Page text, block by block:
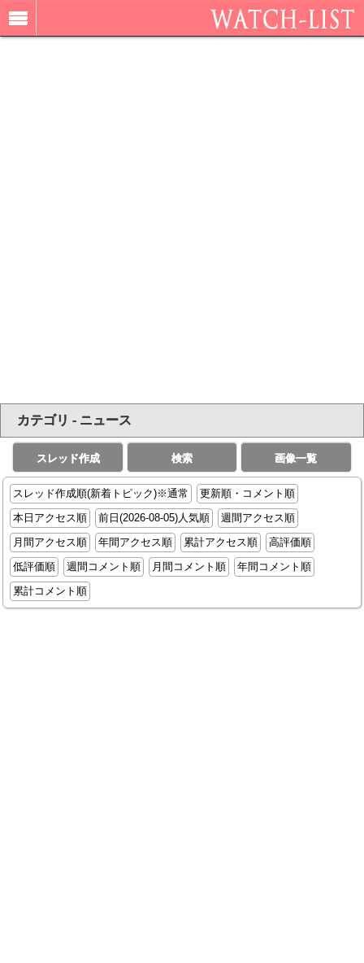
カテゴリ - ニュース
スレッド作成 検索 画像一覧
スレッド作成順(新着トピック)※通常
更新順・コメント順
本日アクセス順
前日(2026-08-05)人気順
週間アクセス順
月間アクセス順
年間アクセス順 累計アクセス順
高評価順
低評価順
週間コメント順 月間コメント順
年間コメント順
累計コメント順